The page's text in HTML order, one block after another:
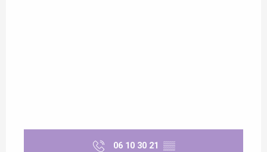
06 10 30 21 ▒▒